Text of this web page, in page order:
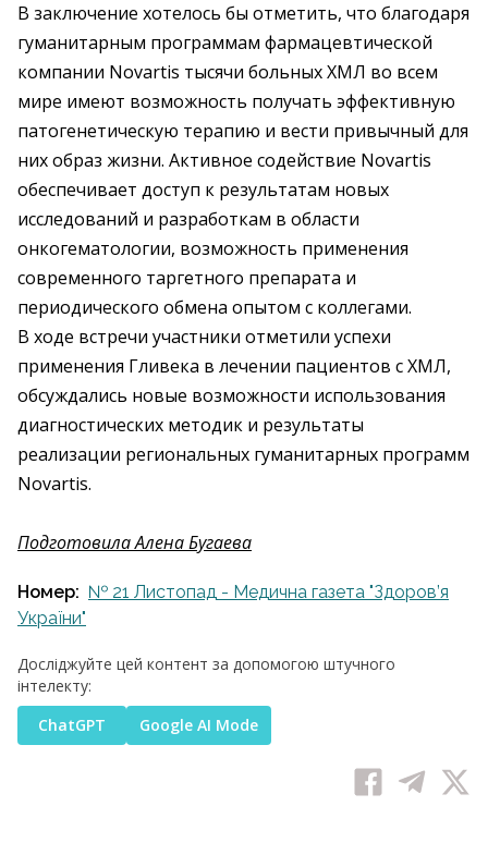
В заключение хотелось бы отметить, что благодаря
гуманитарным программам фармацевтической
компании Novartis тысячи больных ХМЛ во всем
мире имеют возможность получать эффективную
патогенетическую терапию и вести привычный для
них образ жизни. Активное содействие Novartis
обеспечивает доступ к результатам новых
исследований и разработкам в области
онкогематологии, возможность применения
современного таргетного препарата и
периодического обмена опытом с коллегами.
В ходе встречи участники отметили успехи
применения Гливека в лечении пациентов с ХМЛ,
обсуждались новые возможности использования
диагностических методик и результаты
реализации региональных гуманитарных программ
Novartis.
Подготовила Алена Бугаева
Номер: № 21 Листопад - Медична газета "Здоров’я
України"
Досліджуйте цей контент за допомогою штучного
інтелекту:
ChatGPT
Google AI Mode